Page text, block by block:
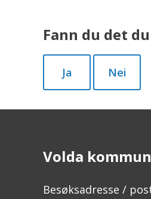
Fann du det
Ja Nei
Volda
Besøksadresse /